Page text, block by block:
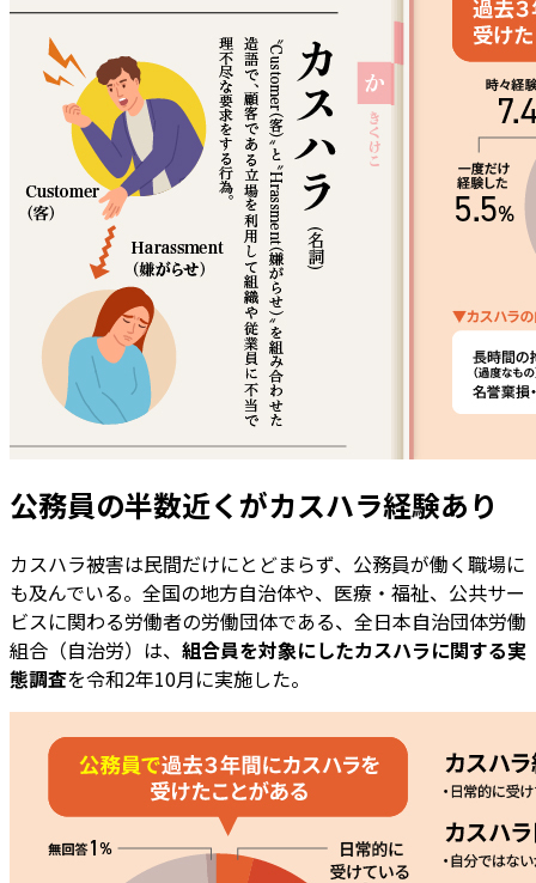
公務員の半数近くがカスハラ経験あり
カスハラ被害は民間だけにとどまらず、公務員が働く職場に
も及んでいる。全国の地方自治体や、医療・福祉、公共サー
ビスに関わる労働者の労働団体である、全日本自治団体労働
組合（自治労）は、 組合員を対象にしたカスハラに関する実
態調査を令和2年10月に実施した。